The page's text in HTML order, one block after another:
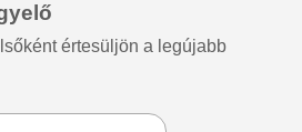
értesüljön a legújabb